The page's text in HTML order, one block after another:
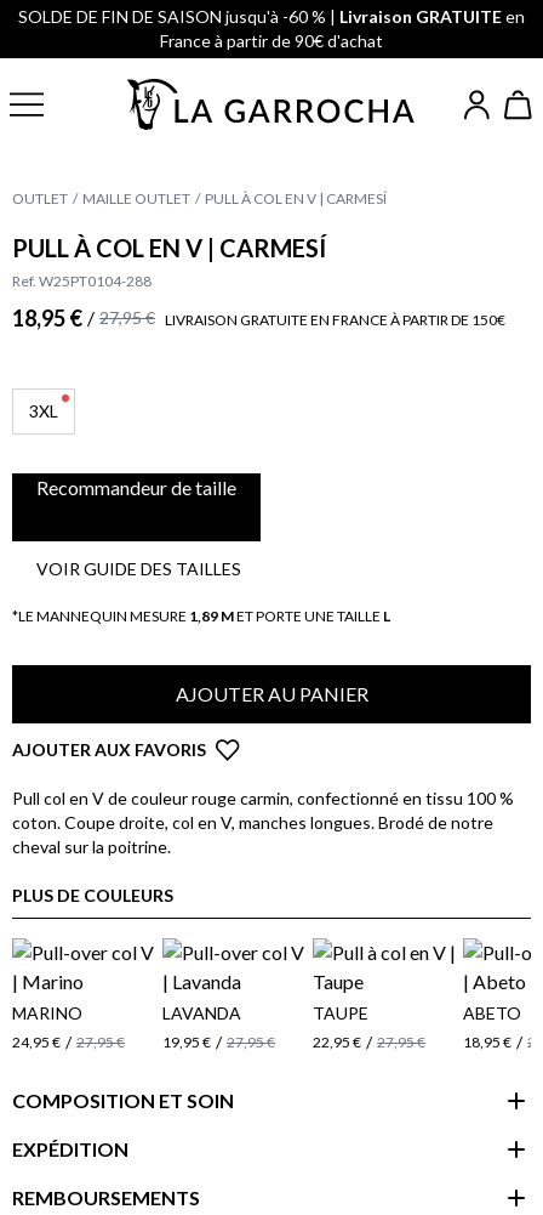
SOLDE DE FIN DE SAISON jusqu'à -60 % | Livraison GRATUITEen
France à partir de 90€ d'achat
OUTLET MAILLE OUTLET PULL À COL EN V | CARMESÍ
PULL À COL EN V | CARMESÍ
Ref. W25PT0104-288
18,95 € / 27,95 € LIVRAISON GRATUITE EN FRANCE À PARTIR DE 150€
3XL
Recommandeur de taille
VOIR GUIDE DES TAILLES
*LE MANNEQUIN MESURE 1,89 MET PORTE UNE TAILLE L
AJOUTER AU PANIER
AJOUTER AUX FAVORIS
Pull col en V de couleur rouge carmin, confectionné en tissu 100 %
coton. Coupe droite, col en V, manches longues. Brodé de notre
cheval sur la poitrine.
PLUS DE COULEURS
MARINO
24,95 € / 27,95 €
LAVANDA
19,95 € / 27,95 €
TAUPE
22,95 € / 27,95 €
ABETO
18,95 € /
COMPOSITION ET SOIN
EXPÉDITION
REMBOURSEMENTS